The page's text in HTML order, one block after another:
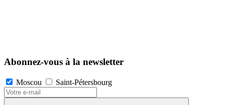
Abonnez-vous à la newsletter
Moscou Saint-Pétersbourg